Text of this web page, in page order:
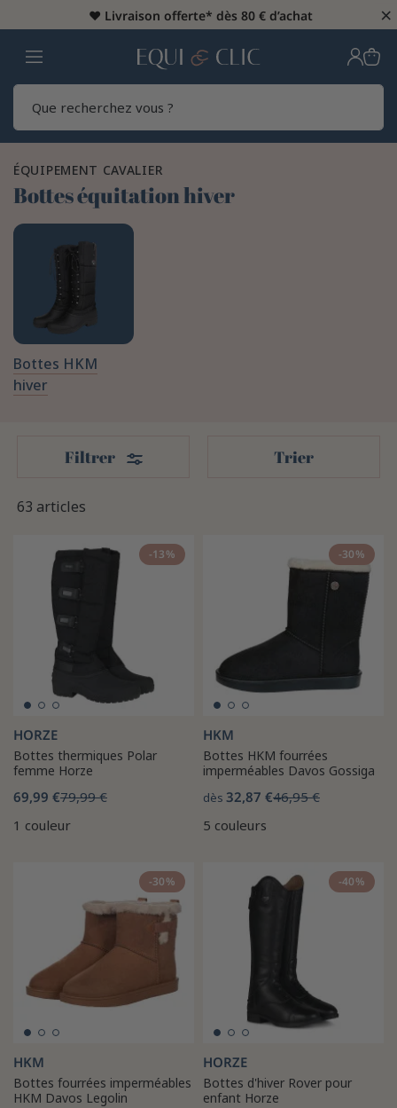
♥️ Livraison offerte* dès 80 € d’achat ×
Home
ÉQUIPEMENT CAVALIER
Bottes équitation hiver
Bottes HKM
hiver
63 articles
Filtrer Filters Trier
-13%
HORZE
Bottes thermiques Polar
femme Horze
69,99 €79,99 €
1 couleur
-30%
HKM
Bottes HKM fourrées
imperméables Davos Gossiga
dès 32,87 €46,95 €
5 couleurs
-30%
HKM
Bottes fourrées imperméables
HKM Davos Legolin
-40%
HORZE
Bottes d'hiver Rover pour
enfant Horze